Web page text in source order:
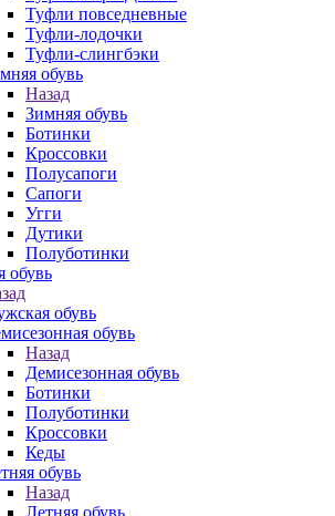
Туфли повседневные
Туфли-лодочки
Туфли-слингбэки
обувь
Назад
Зимняя обувь
Ботинки
Кроссовки
Полусапоги
Сапоги
Угги
Дутики
Полуботинки
обувь
обувь
обувь
Назад
Демисезонная обувь
Ботинки
Полуботинки
Кроссовки
Кеды
обувь
Назад
Летняя обувь